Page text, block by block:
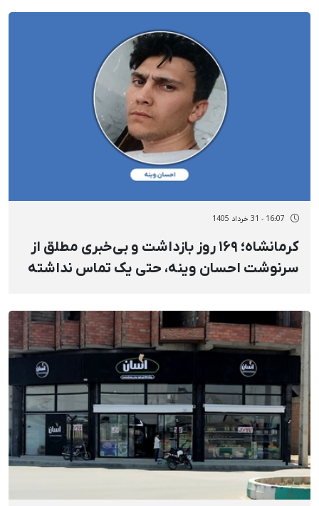
16:07 - 31 خرداد 1405
کرمانشاه؛ ۱۶۹ روز بازداشت و بی‌خبری مطلق از
سرنوشت احسان وینه، حتی یک تماس نداشته